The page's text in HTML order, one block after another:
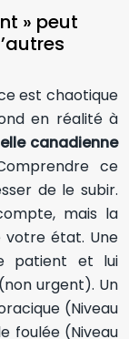
» peut
est chaotique
en réalité à
canadienne
ce
de le subir.
mais la
votre état. Une
patient et lui
urgent). Un
(Niveau
foulée (Niveau